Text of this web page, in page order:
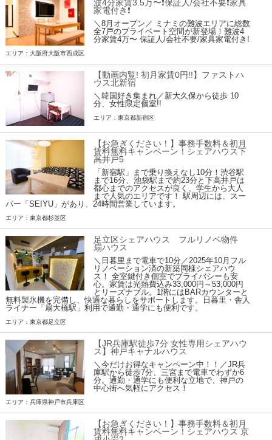
波4分家賃3.5万〜❗️保証人/会社不要❗️家具
家電付き❗
＼8月オープン／ ミナミの難波エリアに総数
全7戸のプライベート空間が新登場！難波4
分家賃4万〜 保証人/会社不要/家具家電付き!
エリア：大阪府大阪市西成区
【動画内覧! 初月家賃0円!!】ファストハ
ウス北新宿
＼韓国好き集まれ／新大久保から徒歩 10
分、女性限定個室!!
エリア：東京都新宿区
【お急ぎください！】事務手数料＆初月
賃料無料キャンペーン！シェアハウス下
高井戸5
「新宿駅」まで乗り換えなし10分！渋谷駅
まで16分、池袋駅まで約23分と下高井戸は
都心までのアクセスが良く、学生から大人
まで人気のエリアです！ 駅周辺には、スー
パー「SEIYU」があり、24時間営業しています。
エリア：東京都杉並区
足立区シェアハウス フルリノベ物件
扇ハウス
＼日暮里まで電車で10分／2025年10月フル
リノベーション済の新築同様シェアハウ
ス！ 全室鍵付き個室でプライバシーも安
心。家賃は光熱費込み33,000円～53,000円
とリーズナブル。1階にはBARカウンターと
無料製氷機を完備し、快適な暮らしをサポートします。日暮里・舎人
ライナー「扇大橋駅」利用で通勤・通学にも便利です。
エリア：東京都足立区
【JR兵庫駅徒歩7分 女性専用シェアハウ
ス】神戸キャナルハウス
＼今だけお得なキャンペーン中！！／JR兵
庫駅から徒歩7分、三宮まで電車でわずか6
分。通勤・通学にも便利な立地で、神戸の
中心街へ気軽にアクセス！
エリア：兵庫県神戸市兵庫区
【お急ぎください！】事務手数料＆初月
賃料無料キャンペーン！シェアハウス 京